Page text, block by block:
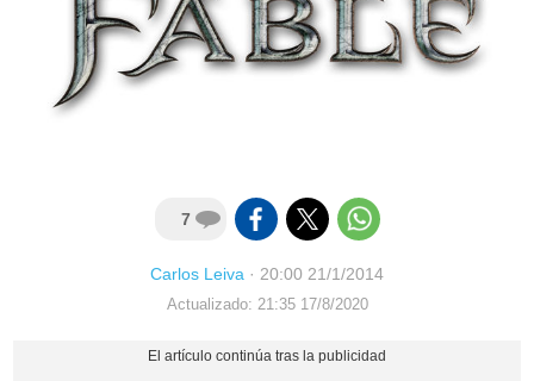
7
Carlos Leiva · 20:00 21/1/2014
Actualizado: 21:35 17/8/2020